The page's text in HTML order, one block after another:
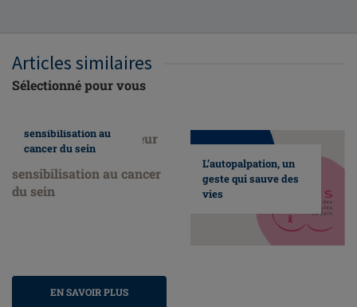
Articles similaires
Sélectionné pour vous
sensibilisation au
cancer du sein
EN SAVOIR PLUS
L’autopalpation, un
geste qui sauve des
vies